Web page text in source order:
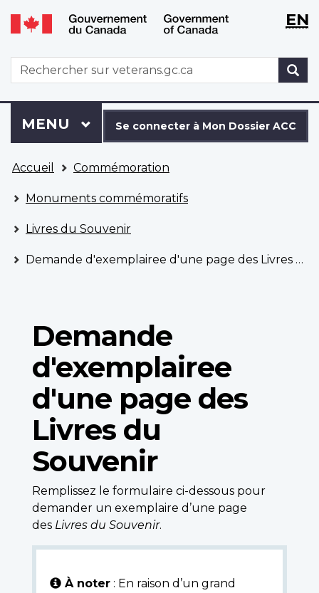
Aller
au
principal
Passer
à
version
HTML
simplifiée
WxT
WxTEN
WxT
Search
form
connecter
à
Dossier
ACC
Se connecter à Mon Dossier ACC
Menu
MENU PRINCIPAL
êtes
ici
Accueil Commémoration
Monuments commémoratifs
Livres du Souvenir
Demande d'exemplairee d'une page des Livres du Souvenir
Demande
d'exemplairee
d'une page des
Livres du
Souvenir
Remplissez le formulaire ci-dessous pour
demander un exemplaire d’une page
des Livres du Souvenir.
À noter : En raison d’un grand